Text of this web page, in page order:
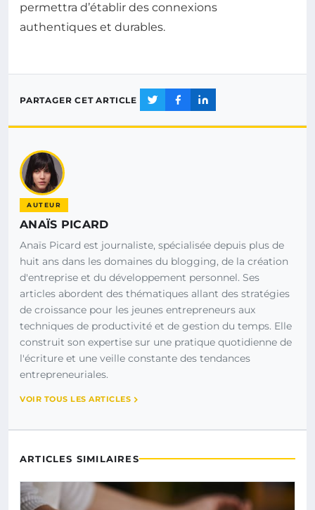
permettra d’établir des connexions
authentiques et durables.
PARTAGER CET ARTICLE
AUTEUR
ANAÏS PICARD
Anaïs Picard est journaliste, spécialisée depuis plus de
huit ans dans les domaines du blogging, de la création
d'entreprise et du développement personnel. Ses
articles abordent des thématiques allant des stratégies
de croissance pour les jeunes entrepreneurs aux
techniques de productivité et de gestion du temps. Elle
construit son expertise sur une pratique quotidienne de
l'écriture et une veille constante des tendances
entrepreneuriales.
VOIR TOUS LES ARTICLES
ARTICLES SIMILAIRES